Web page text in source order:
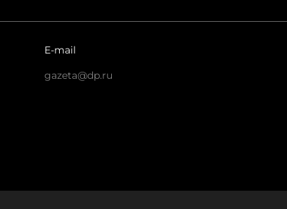
E-mail
gazeta@dp.ru